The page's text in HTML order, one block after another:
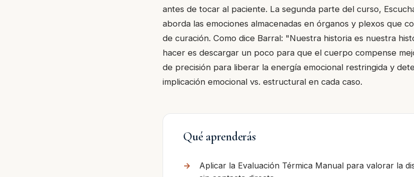
antes de tocar al paciente. La segunda parte del curso,
aborda las emociones almacenadas en órganos y plexos que
de curación. Como dice Barral: "Nuestra historia es nuestra
hacer es descargar un poco para que el cuerpo compense
de precisión para liberar la energía emocional restringida y
implicación emocional vs. estructural en cada caso.
Qué aprenderás
Aplicar la Evaluación Térmica Manual para valorar la